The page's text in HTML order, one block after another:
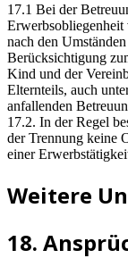
17.1 Bei der
Erwerbsobliegenheit
nach den
Berücksichtigung
Kind und der
Elternteils, auch
anfallenden
17.2. In der Regel
der Trennung keine
einer
Weitere
18.